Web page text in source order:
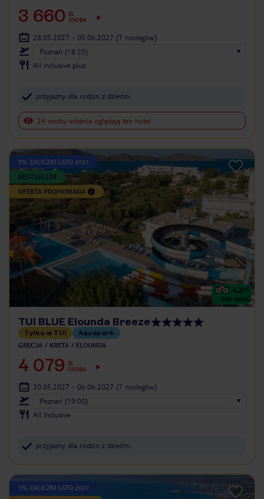
3 660 ZŁ
OSOBA
28.05.2027 - 05.06.2027 (7 noclegów)
Poznań (18:20)
All inclusive plus
przyjazny dla rodzin z dziećmi
24 osoby właśnie oglądają ten hotel
5% ZALICZKI LATO 2027
BESTSELLER
OFERTA PROMOWANA
4.2/5
600 opinii
TUI BLUE Elounda Breeze
Tylko w TUI Aquapark
GRECJA KRETA ELOUNDA
4 079 ZŁ
OSOBA
30.05.2027 - 06.06.2027 (7 noclegów)
Poznań (19:00)
All Inclusive
przyjazny dla rodzin z dziećmi
5% ZALICZKI LATO 2027